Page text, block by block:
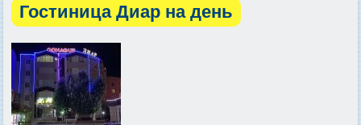
Гостиница Диар на день